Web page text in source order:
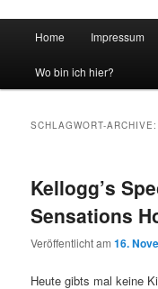
vidgames.de
Zum Inhalt wechseln
Zum sekundären
Home Impressum
Wo bin ich hier?
SCHLAGWORT-
Kellogg’s
Sensations
Veröffentlicht am16.
Heute gibts mal keine